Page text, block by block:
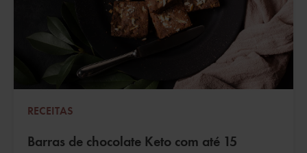
RECEITAS
Barras de chocolate Keto com até 15